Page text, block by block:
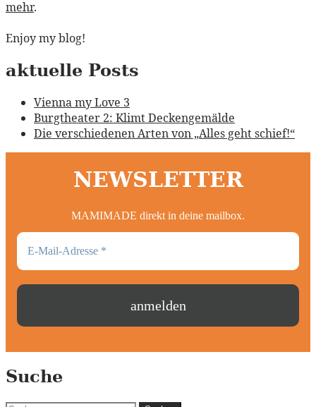
mehr.
Enjoy my blog!
aktuelle Posts
Vienna my Love 3
Burgtheater 2: Klimt Deckengemälde
Die verschiedenen Arten von „Alles geht schief!“
NEWSLETTER
MAMIMADE direkt in deine mailbox.
Suche